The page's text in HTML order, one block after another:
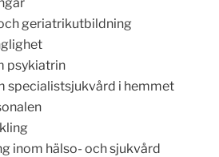
geriatrikutbildning
psykiatrin
specialistsjukvård i hemmet
inom hälso- och sjukvård